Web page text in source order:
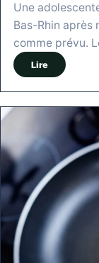
Une
Bas-Rhin après
comme prévu.
Lire